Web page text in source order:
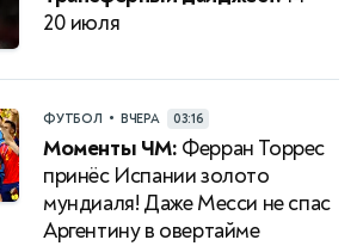
20 июля
ФУТБОЛ • ВЧЕРА 03:16
Моменты ЧМ: Ферран Торрес
принёс Испании золото
мундиаля! Даже Месси не спас
Аргентину в овертайме